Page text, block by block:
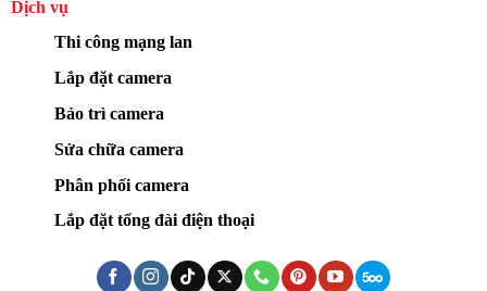
Dịch vụ
Thi công mạng lan
Lắp đặt camera
Bảo trì camera
Sửa chữa camera
Phân phối camera
Lắp đặt tổng đài điện thoại